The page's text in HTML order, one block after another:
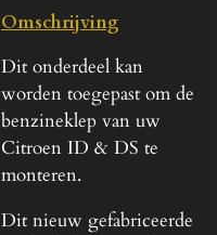
Omschrijving
Dit onderdeel kan
worden toegepast om de
benzineklep van uw
Citroen ID & DS te
monteren.
Dit nieuw gefabriceerde